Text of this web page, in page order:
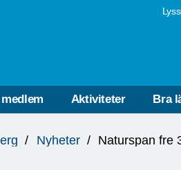
Aktiviteter Bra
Nyheter Naturspan fre